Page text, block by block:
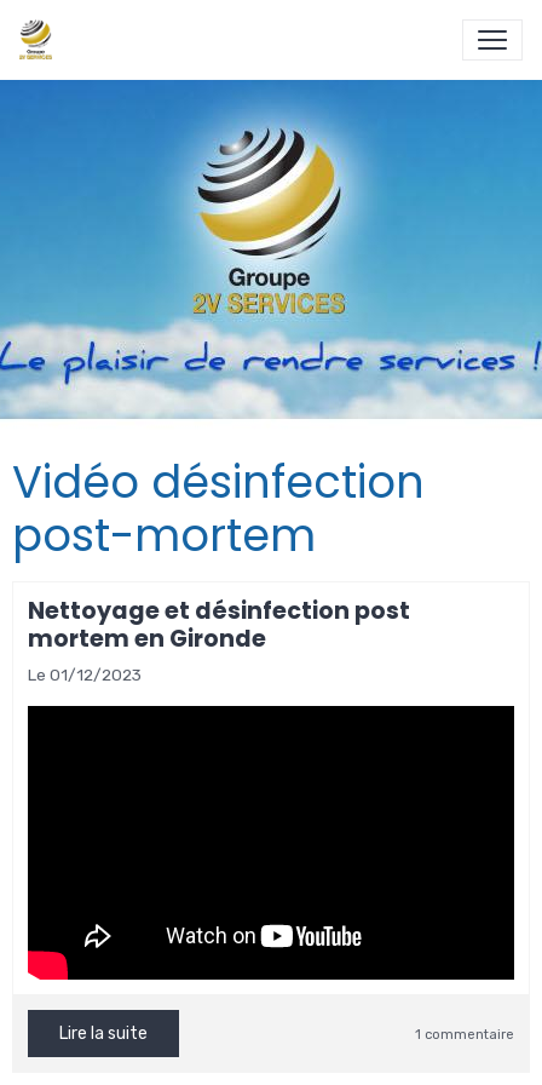
Vidéo désinfection
post-mortem
Nettoyage et désinfection post
mortem en Gironde
Le 01/12/2023
Lire la suite 1 commentaire